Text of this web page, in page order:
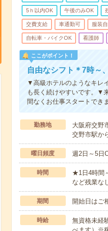
5ｈ以内OK 午後のみOK
交費支給 車通勤可 服装
自転車・バイクOK 看護師
ここがポイント！
自由なシフト＊7時～
▼高級ホテルのようなキレ
も長く続けやすいです。▼
間なくお仕事スタートできま
勤務地
大阪府交野
交野市駅か
曜日頻度 週2日～5
時間
★1日4時間
など残業
期間 開始日は
時給
無資格未経